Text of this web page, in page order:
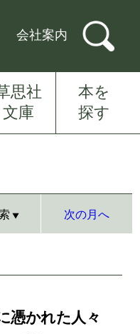
会社案内
思社
文庫
本を
探す
次の月へ
憑かれた人々